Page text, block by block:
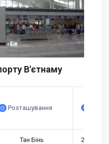
В'єтнаму
Розташування
Тан Бінь 25